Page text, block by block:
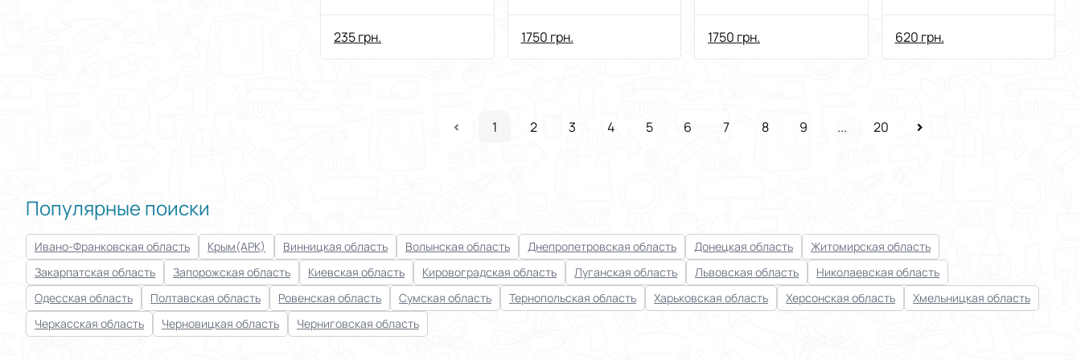
+ ПОДАРУНОК
235 грн. 1750 грн.
батьківською
ручкою
1750 грн.
(ПОДАРУНОК)
620 грн.
1 2 3 4 5 6 7 8 9 ... 20
Популярные поиски
Ивано-Франковская область Крым(АРК) Винницкая область Волынская область Днепропетровская область Донецкая область
Житомирская область
Закарпатская область
Запорожская область Киевская область Кировоградская область Луганская область Львовская область
Николаевская область
Одесская область
Полтавская область Ровенская область Сумская область Тернопольская область Харьковская область Херсонская область
Хмельницкая область
Черкасская область
Черновицкая область Черниговская область